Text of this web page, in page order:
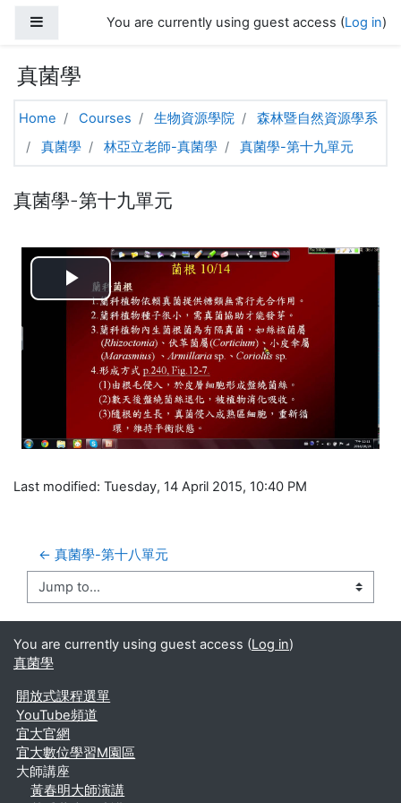
Side panelYou are currently using guest access (Log in)
真菌學
Home Courses 生物資源學院
森林暨自然資源學系
真菌學
林亞立老師-真菌學 真菌學-第十九單元
真菌學-第十九單元
Play
Video
Last modified: Tuesday, 14 April 2015, 10:40 PM
← 真菌學-第十八單元
Jump to...
You are currently using guest access (Log in)
真菌學
開放式課程選單
YouTube頻道
宜大官網
宜大數位學習M園區
大師講座
黃春明大師演講